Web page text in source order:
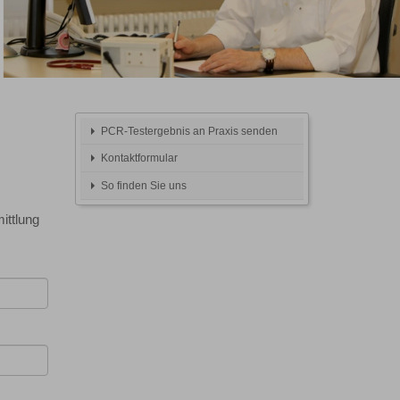
PCR-Testergebnis an Praxis senden
Kontaktformular
So finden Sie uns